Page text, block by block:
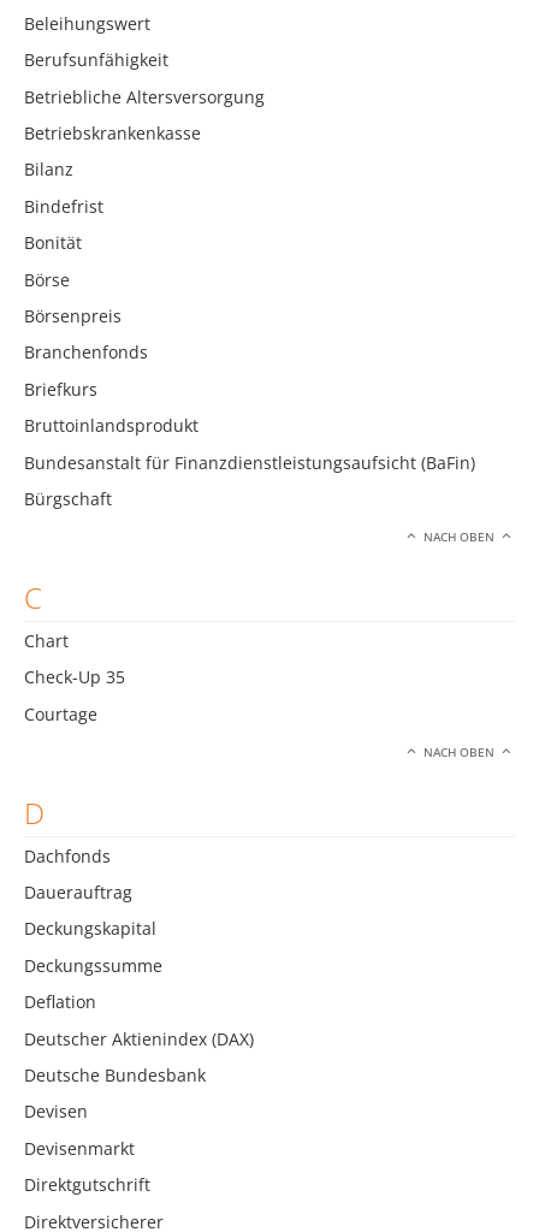
Beleihungswert
Berufsunfähigkeit
Betriebliche Altersversorgung
Betriebskrankenkasse
Bilanz
Bindefrist
Bonität
Börse
Börsenpreis
Branchenfonds
Briefkurs
Bruttoinlandsprodukt
Bundesanstalt für Finanzdienstleistungsaufsicht (BaFin)
Bürgschaft
NACH OBEN
C
Chart
Check-Up 35
Courtage
NACH OBEN
D
Dachfonds
Dauerauftrag
Deckungskapital
Deckungssumme
Deflation
Deutscher Aktienindex (DAX)
Deutsche Bundesbank
Devisen
Devisenmarkt
Direktgutschrift
Direktversicherer